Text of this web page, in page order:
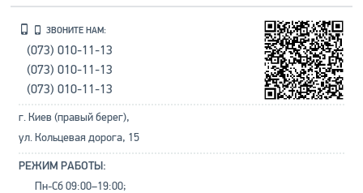
ЗВОНИТЕ НАМ:
(073) 010-11-13
(073) 010-11-13
(073) 010-11-13
г. Киев (правый берег),
ул. Кольцевая дорога, 15
РЕЖИМ РАБОТЫ:
Пн-Сб 09:00–19:00;